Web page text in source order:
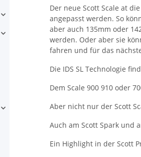
Der neue Scott Scale at
angepasst werden. So
aber auch 135mm oder
werden. Oder aber sie
fahren und für das
Die IDS SL Technologie
Dem Scale 900 910 oder
Aber nicht nur der Scott
Auch am Scott Spark und
Ein Highlight in der Scott